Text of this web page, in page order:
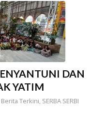
DAN
YATIM
Berita Terkini, SERBA SERBI